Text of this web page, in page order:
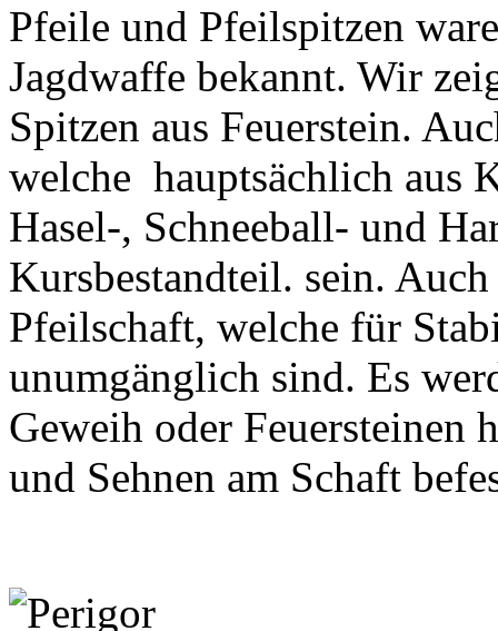
Pfeile und Pfeilspitzen
Jagdwaffe bekannt. Wir
Spitzen aus Feuerstein.
welche hauptsächlich aus
Hasel-, Schneeball- und
Kursbestandteil. sein.
Pfeilschaft, welche für
unumgänglich sind. Es
Geweih oder Feuersteinen
und Sehnen am Schaft